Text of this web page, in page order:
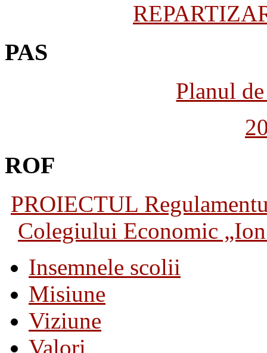
PAS
Planul
ROF
PROIECTUL
Colegiului Economic
Insemnele scolii
Misiune
Viziune
Valori